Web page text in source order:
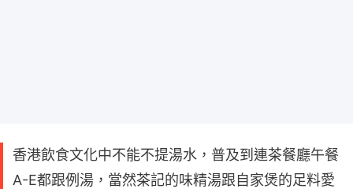
香港飲食文化中不能不提湯水，普及到連茶餐廳午餐
A-E都跟例湯，當然茶記的味精湯跟自家煲的足料愛